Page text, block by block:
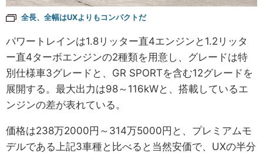
全長、全幅はUXよりもコンパクトだ
パワートレインは1.8リッター直4エンジンと1.2リッタ
ー直4ターボエンジンの2種類を用意し、グレードは特
別仕様車3グレードと、GR SPORTを含む12グレードを
展開する。最大出力は98～116kWと、搭載しているエ
ンジンの差が表れている。
価格は238万2000円～314万5000円と、プレミアムモ
デルである上記3車種と比べると当然安価で、UXの半分